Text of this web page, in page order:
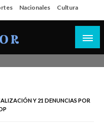
Nacionales Cultura
Y 21 DENUNCIAS POR